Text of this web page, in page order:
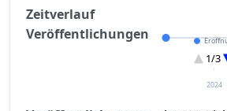
Zeitverlauf
Veröffentlichungen
1/3
2024